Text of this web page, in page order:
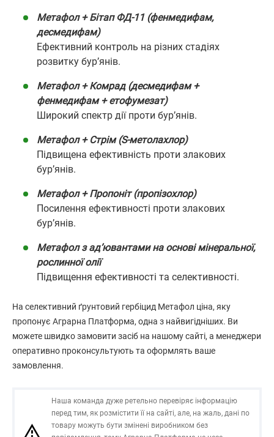
Метафол + Бітап ФД-11 (фенмедифам,
десмедифам)
Ефективний контроль на різних стадіях
розвитку бур’янів.
Метафол + Комрад (десмедифам +
фенмедифам + етофумезат)
Широкий спектр дії проти бур’янів.
Метафол + Стрім (S-метолахлор)
Підвищена ефективність проти злакових
бур’янів.
Метафол + Пропоніт (пропізохлор)
Посилення ефективності проти злакових
бур’янів.
Метафол з ад’ювантами на основі мінеральної,
рослинної олії
Підвищення ефективності та селективності.
На селективний ґрунтовий гербіцид Метафол ціна, яку
пропонує Аграрна Платформа, одна з найвигідніших. Ви
можете швидко замовити засіб на нашому сайті, а менеджери
оперативно проконсультують та оформлять ваше
замовлення.
Наша команда дуже ретельно перевіряє інформацію
перед тим, як розмістити її на сайті, але, на жаль, дані по
товару можуть бути змінені виробником без